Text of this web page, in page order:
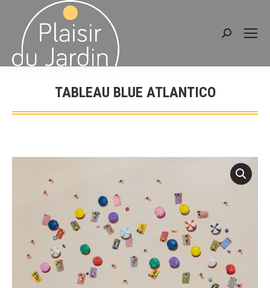
Recherche
TABLEAU BLUE ATLANTICO
Vous êtes ici :